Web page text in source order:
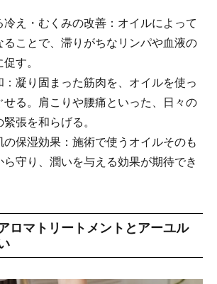
冷え・むくみの改善：オイルによって
ることで、滞りがちなリンパや血液の
す。
：凝り固まった筋肉を、オイルを使っ
せる。肩こりや腰痛といった、日々の
張を和らげる。
の保湿効果：施術で使うオイルそのも
守り、潤いを与える効果が期待でき
ロマトリートメントとアーユル